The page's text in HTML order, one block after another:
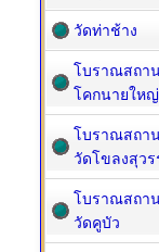
วัดท่าช้าง
โบราณสถา
โคกนายใหญ่
โบราณสถา
วัดโขลงสุว
โบราณสถา
วัดคูบัว